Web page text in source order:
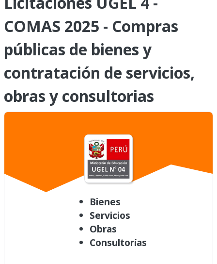
COMAS 2025 - Compras
públicas de bienes y
contratación de servicios,
obras y consultorias
Bienes
Servicios
Obras
Consultorías